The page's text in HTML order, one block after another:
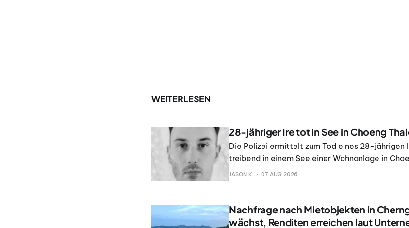
WEITERLESEN
28-jähriger Ire tot in See in Choeng
Die Polizei ermittelt zum Tod eines 28-jährigen
treibend in einem See einer Wohnanlage in
Thalang auf Phuket gefunden wurde.
JASON K. 07 AUG 2026
Nachfrage nach Mietobjekten in
wächst, Renditen erreichen laut